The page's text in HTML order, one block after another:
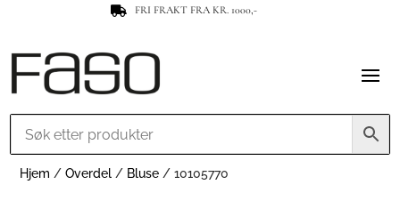
 FRI FRAKT FRA KR. 1000,-
Hjem /Overdel / Bluse / 10105770